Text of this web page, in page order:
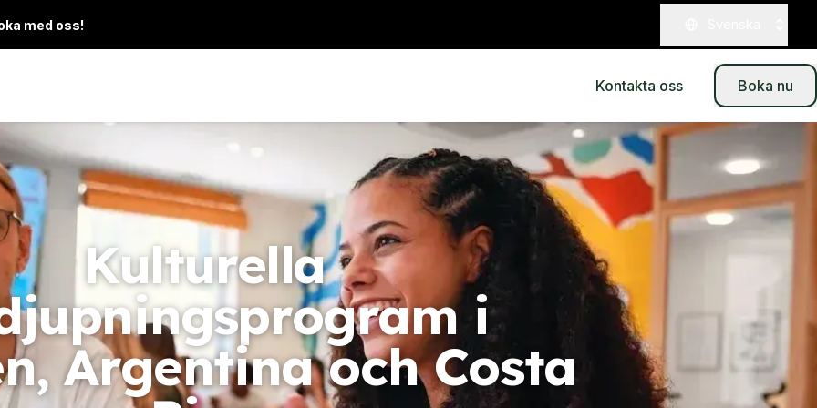
med oss!
Kontakta oss Boka nu
Kulturella
i
Argentina och Costa